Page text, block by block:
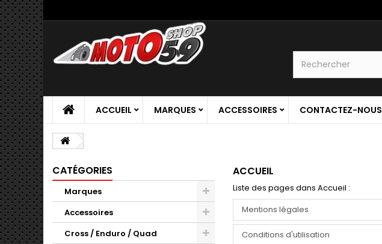
ACCUEIL MARQUES ACCESSOIRES CONTACTEZ-NOUS
CATÉGORIES
Marques
Accessoires
Cross / Enduro / Quad
ACCUEIL
Liste des pages dans Accueil :
Mentions légales
Conditions d'utilisation